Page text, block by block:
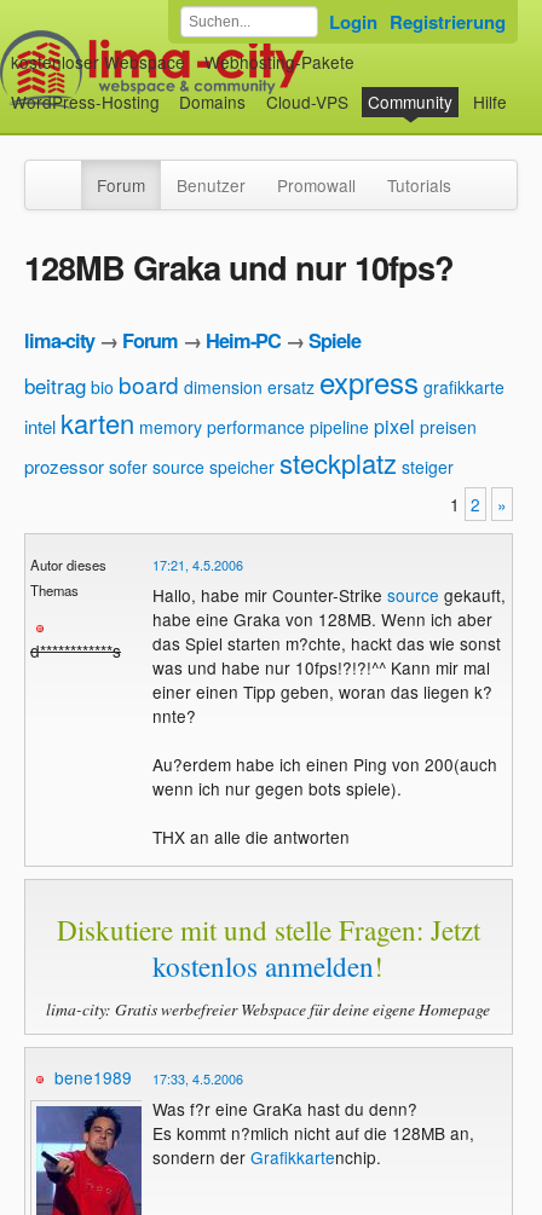
kostenloser Webspace
Webhosting-Pakete
WordPress-Hosting
Domains Cloud-VPS Community Hilfe
Login Registrierung
Forum Benutzer Promowall Tutorials
128MB Graka und nur 10fps?
lima-city→ Forum → Heim-PC →Spiele
beitrag bio board dimension ersatz express grafikkarte
intel karten memory performance pipeline pixel preisen
prozessor sofer source speicher steckplatz steiger
1 2 »
Autor dieses
Themas
d************s
17:21, 4.5.2006
Hallo, habe mir Counter-Strike source gekauft,
habe eine Graka von 128MB. Wenn ich aber
das Spiel starten m?chte, hackt das wie sonst
was und habe nur 10fps!?!?!^^ Kann mir mal
einer einen Tipp geben, woran das liegen k?
nnte?
Au?erdem habe ich einen Ping von 200(auch
wenn ich nur gegen bots spiele).
THX an alle die antworten
Diskutiere mit und stelle Fragen: Jetzt
kostenlos anmelden!
lima-city: Gratis werbefreier Webspace für deine eigene Homepage
bene1989 17:33, 4.5.2006
Was f?r eine GraKa hast du denn?
Es kommt n?mlich nicht auf die 128MB an,
sondern der Grafikkartenchip.